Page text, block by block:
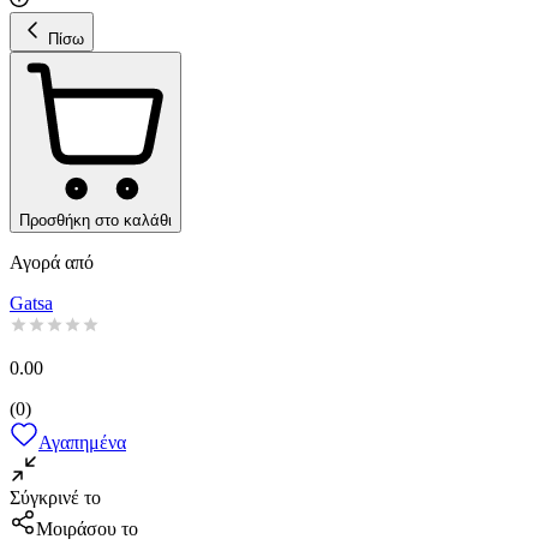
Πίσω
Προσθήκη στο καλάθι
Αγορά από
Gatsa
0.00
(0)
Αγαπημένα
Σύγκρινέ το
Μοιράσου το